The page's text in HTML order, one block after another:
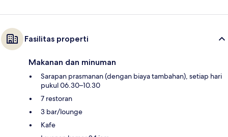
Fasilitas properti
Makanan dan minuman
Sarapan prasmanan (dengan biaya tambahan), setiap hari
pukul 06.30–10.30
7 restoran
3 bar/lounge
Kafe